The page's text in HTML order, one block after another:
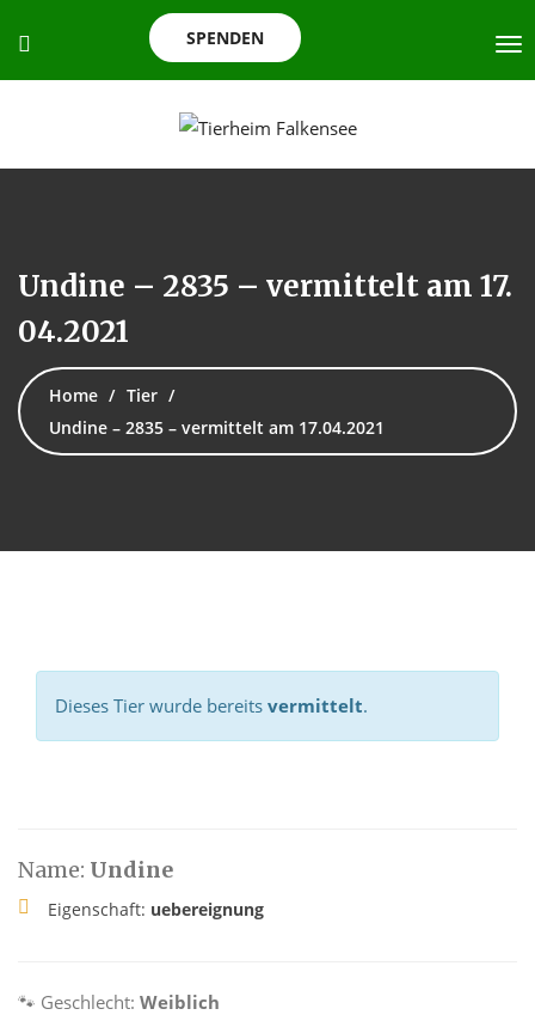
SPENDEN
Undine – 2835 – vermittelt am 17.
04.2021
Home
Tier
Undine – 2835 – vermittelt am 17.04.2021
Dieses Tier wurde bereits vermittelt.
Name: Undine
Eigenschaft: uebereignung
🐾 Geschlecht: Weiblich